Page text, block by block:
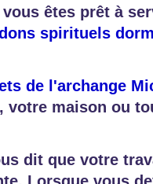
êtes prêt à
spirituels
de l'archange
votre maison ou
dit que votre